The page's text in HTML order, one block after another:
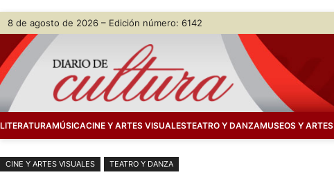
Saltar
contenido
Skip
content
8 de agosto de 2026 – Edición número: 6142
LITERATURAMÚSICACINE Y ARTES VISUALESTEATRO Y DANZAMUSEOS Y
CINE Y ARTES VISUALES TEATRO Y DANZA